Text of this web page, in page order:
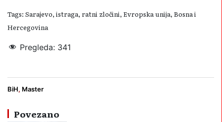
Tags: Sarajevo, istraga, ratni zločini, Evropska unija, Bosna i
Hercegovina
Pregleda: 341
BiH, Master
Povezano